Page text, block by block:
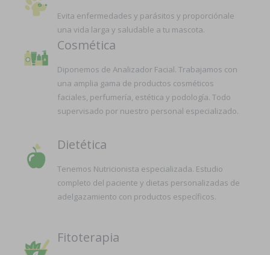
Evita enfermedades y parásitos y proporciónale
una vida larga y saludable a tu mascota.
Cosmética
Diponemos de Analizador Facial. Trabajamos con
una amplia gama de productos cosméticos
faciales, perfumería, estética y podología. Todo
supervisado por nuestro personal especializado.
Dietética
Tenemos Nutricionista especializada. Estudio
completo del paciente y dietas personalizadas de
adelgazamiento con productos específicos.
Fitoterapia